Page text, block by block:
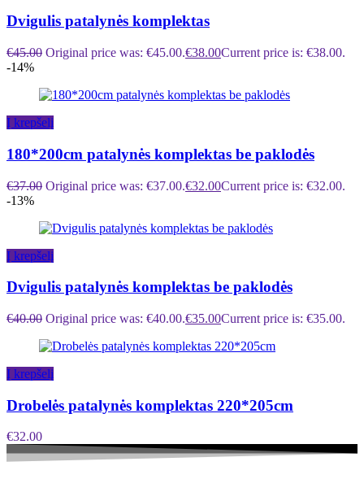
Dvigulis patalynės komplektas
€45.00 Original price was: €45.00.€38.00Current price is: €38.00.
-14%
Į krepšelį
180*200cm patalynės komplektas be paklodės
€37.00 Original price was: €37.00.€32.00Current price is: €32.00.
-13%
Į krepšelį
Dvigulis patalynės komplektas be paklodės
€40.00 Original price was: €40.00.€35.00Current price is: €35.00.
Į krepšelį
Drobelės patalynės komplektas 220*205cm
€32.00